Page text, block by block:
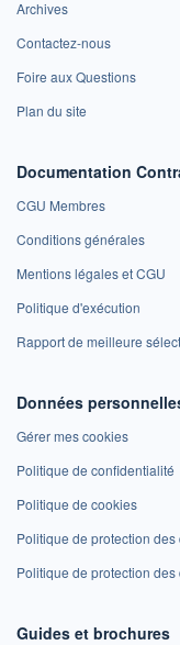
Archives
Contactez-nous
Foire aux Questions
Plan du site
Documentation
CGU Membres
Conditions générales
Mentions légales et CGU
Politique d'exécution
Rapport de meilleure
Données
Gérer mes cookies
Politique de confidentialité
Politique de cookies
Politique de protection
Politique de protection
Guides et brochures